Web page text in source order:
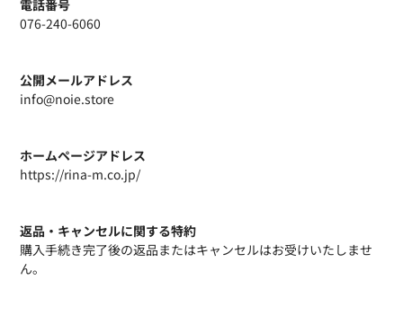
電話番号
076-240-6060
公開メールアドレス
info@noie.store
ホームページアドレス
https://rina-m.co.jp/
返品・キャンセルに関する特約
購入手続き完了後の返品またはキャンセルはお受けいたしませ
ん。